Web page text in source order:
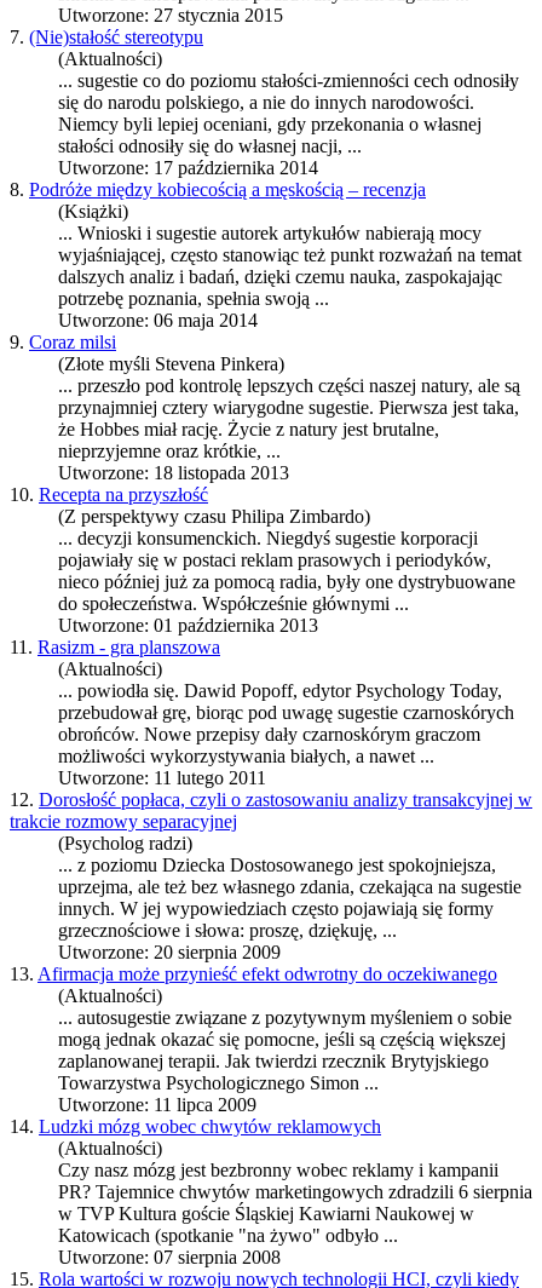
Utworzone: 27 stycznia 2015
7. (Nie)stałość stereotypu
(Aktualności)
... sugestie co do poziomu stałości-zmienności cech odnosiły
się do narodu polskiego, a nie do innych narodowości.
Niemcy byli lepiej oceniani, gdy przekonania o własnej
stałości odnosiły się do własnej nacji, ...
Utworzone: 17 października 2014
8. Podróże między kobiecością a męskością – recenzja
(Książki)
... Wnioski i sugestie autorek artykułów nabierają mocy
wyjaśniającej, często stanowiąc też punkt rozważań na temat
dalszych analiz i badań, dzięki czemu nauka, zaspokajając
potrzebę poznania, spełnia swoją ...
Utworzone: 06 maja 2014
9. Coraz milsi
(Złote myśli Stevena Pinkera)
... przeszło pod kontrolę lepszych części naszej natury, ale są
przynajmniej cztery wiarygodne sugestie. Pierwsza jest taka,
że Hobbes miał rację. Życie z natury jest brutalne,
nieprzyjemne oraz krótkie, ...
Utworzone: 18 listopada 2013
10. Recepta na przyszłość
(Z perspektywy czasu Philipa Zimbardo)
... decyzji konsumenckich. Niegdyś sugestie korporacji
pojawiały się w postaci reklam prasowych i periodyków,
nieco później już za pomocą radia, były one dystrybuowane
do społeczeństwa. Współcześnie głównymi ...
Utworzone: 01 października 2013
11. Rasizm - gra planszowa
(Aktualności)
... powiodła się. Dawid Popoff, edytor Psychology Today,
przebudował grę, biorąc pod uwagę sugestie czarnoskórych
obrońców. Nowe przepisy dały czarnoskórym graczom
możliwości wykorzystywania białych, a nawet ...
Utworzone: 11 lutego 2011
12. Dorosłość popłaca, czyli o zastosowaniu analizy transakcyjnej w
trakcie rozmowy separacyjnej
(Psycholog radzi)
... z poziomu Dziecka Dostosowanego jest spokojniejsza,
uprzejma, ale też bez własnego zdania, czekająca na sugestie
innych. W jej wypowiedziach często pojawiają się formy
grzecznościowe i słowa: proszę, dziękuję, ...
Utworzone: 20 sierpnia 2009
13. Afirmacja może przynieść efekt odwrotny do oczekiwanego
(Aktualności)
... autosugestie związane z pozytywnym myśleniem o sobie
mogą jednak okazać się pomocne, jeśli są częścią większej
zaplanowanej terapii. Jak twierdzi rzecznik Brytyjskiego
Towarzystwa Psychologicznego Simon ...
Utworzone: 11 lipca 2009
14. Ludzki mózg wobec chwytów reklamowych
(Aktualności)
Czy nasz mózg jest bezbronny wobec reklamy i kampanii
PR? Tajemnice chwytów marketingowych zdradzili 6 sierpnia
w TVP Kultura goście Śląskiej Kawiarni Naukowej w
Katowicach (spotkanie "na żywo" odbyło ...
Utworzone: 07 sierpnia 2008
15. Rola wartości w rozwoju nowych technologii HCI, czyli kiedy